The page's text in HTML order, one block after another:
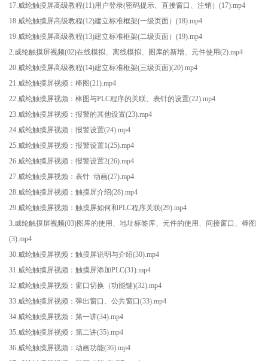
17.威纶触摸屏高级教程(11)用户登录(密码提示、直接窗口、注销）(17).mp4
18.威纶触摸屏高级教程(12)建立标准框架(一级页面）(18).mp4
19.威纶触摸屏高级教程(13)建立标准框架(二级页面）(19).mp4
2.威纶触摸屏视频(02)在线模拟、离线模拟、图库的新增、元件使用(2).mp4
20.威纶触摸屏高级教程(14)建立标准框架(三级页面)(20).mp4
21.威纶触摸屏视频：棒图(21).mp4
22.威纶触摸屏视频：棒图与PLC程序的关联、表针的设置(22).mp4
23.威纶触摸屏视频：报警的其他设置(23).mp4
24.威纶触摸屏视频：报警设置(24).mp4
25.威纶触摸屏视频：报警设置1(25).mp4
26.威纶触摸屏视频：报警设置2(26).mp4
27.威纶触摸屏视频：表针 动画(27).mp4
28.威纶触摸屏视频：触摸屏介绍(28).mp4
29.威纶触摸屏视频：触摸屏如何和PLC程序关联(29).mp4
3.威纶触摸屏视频(03)图库的使用、地址标签库、元件的使用、间接窗口、棒图
(3).mp4
30.威纶触摸屏视频：触摸屏说明与介绍(30).mp4
31.威纶触摸屏视频：触摸屏添加PLC(31).mp4
32.威纶触摸屏视频：窗口切换（功能键)(32).mp4
33.威纶触摸屏视频：弹出窗口、公共窗口(33).mp4
34.威纶触摸屏视频：第一讲(34).mp4
35.威纶触摸屏视频：第二讲(35).mp4
36.威纶触摸屏视频：动画功能(36).mp4